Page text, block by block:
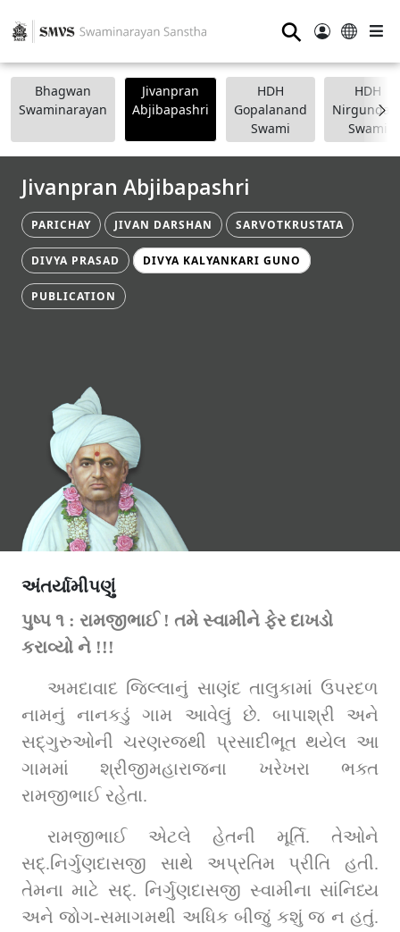
⚲
Bhagwan
Swaminarayan
Jivanpran
Abjibapashri
HDH
Gopalanand
Swami
HDH
Swami
Jivanpran Abjibapashri
PARICHAY JIVAN DARSHAN SARVOTKRUSTATA
DIVYA PRASAD DIVYA KALYANKARI GUNO
PUBLICATION
અંતર્યામીપણું
પુષ્પ ૧ : રામજીભાઈ ! તમે સ્વામીને ફેર દાખડો
કરાવ્યો ને !!!
અમદાવાદ જિલ્લાનું સાણંદ તાલુકામાં ઉપરદળ
નામનું નાનકડું ગામ આવેલું છે. બાપાશ્રી અને
સદ્‌ગુરુઓની ચરણરજથી પ્રસાદીભૂત થયેલ આ
ગામમાં શ્રીજીમહારાજના ખરેખરા ભક્ત
રામજીભાઈ રહેતા.
રામજીભાઈ એટલે હેતની મૂર્તિ. તેઓને
સદ્‌.નિર્ગુણદાસજી સાથે અપ્રતિમ પ્રીતિ હતી.
તેમના માટે સદ્‌. નિર્ગુણદાસજી સ્વામીના સાંનિધ્ય
અને જોગ-સમાગમથી અધિક બીજું કશું જ ન હતું.